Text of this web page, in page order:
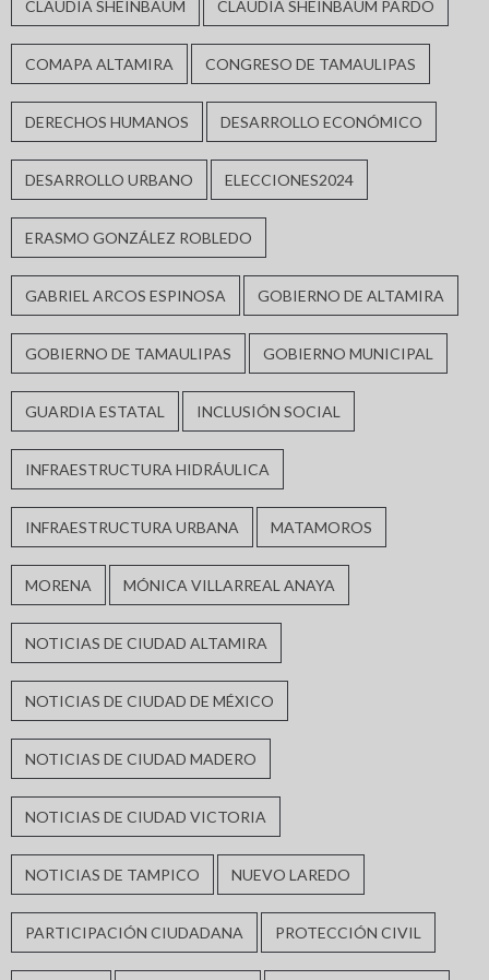
CLAUDIA SHEINBAUM CLAUDIA SHEINBAUM PARDO
COMAPA ALTAMIRA CONGRESO DE TAMAULIPAS
DERECHOS HUMANOS DESARROLLO ECONÓMICO
DESARROLLO URBANO ELECCIONES2024
ERASMO GONZÁLEZ ROBLEDO
GABRIEL ARCOS ESPINOSA GOBIERNO DE ALTAMIRA
GOBIERNO DE TAMAULIPAS GOBIERNO MUNICIPAL
GUARDIA ESTATAL INCLUSIÓN SOCIAL
INFRAESTRUCTURA HIDRÁULICA
INFRAESTRUCTURA URBANA MATAMOROS
MORENA MÓNICA VILLARREAL ANAYA
NOTICIAS DE CIUDAD ALTAMIRA
NOTICIAS DE CIUDAD DE MÉXICO
NOTICIAS DE CIUDAD MADERO
NOTICIAS DE CIUDAD VICTORIA
NOTICIAS DE TAMPICO NUEVO LAREDO
PARTICIPACIÓN CIUDADANA PROTECCIÓN CIVIL